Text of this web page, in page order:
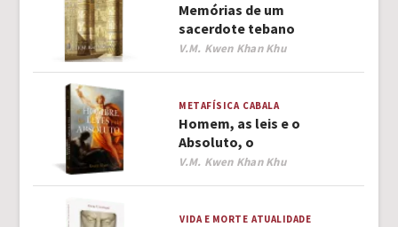
Memórias de um
sacerdote tebano
Author
V.M. Kwen Khan Khu
METAFÍSICA CABALA
Homem, as leis e o
Absoluto, o
Author
V.M. Kwen Khan Khu
VIDA E MORTE ATUALIDADE